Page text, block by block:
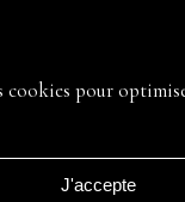
cookies pour
J'accepte
LIVRAISON
DE